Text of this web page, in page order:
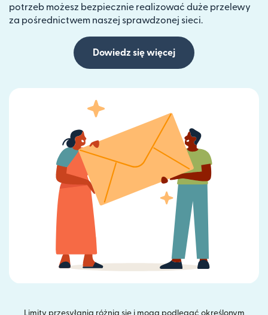
potrzeb możesz bezpiecznie realizować duże przelewy
za pośrednictwem naszej sprawdzonej sieci.
Dowiedz się więcej
Limity przesyłania różnią się i mogą podlegać określonym